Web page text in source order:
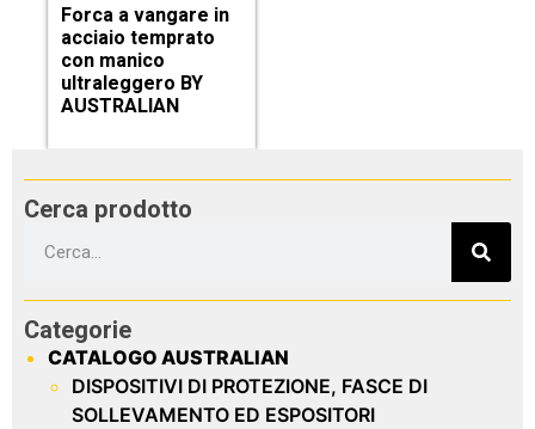
Forca a vangare in
acciaio temprato
con manico
ultraleggero BY
AUSTRALIAN
Cerca prodotto
Categorie
CATALOGO AUSTRALIAN
DISPOSITIVI DI PROTEZIONE, FASCE DI
SOLLEVAMENTO ED ESPOSITORI